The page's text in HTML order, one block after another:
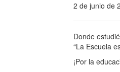
2 de junio de
Donde
“La Escuela
¡Por la